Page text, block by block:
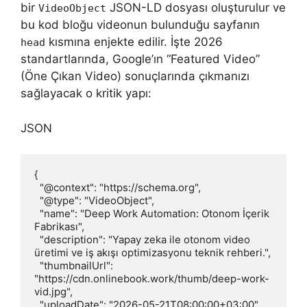
bir VideoObject JSON-LD dosyası oluşturulur ve
bu kod bloğu videonun bulunduğu sayfanın
head kısmına enjekte edilir. İşte 2026
standartlarında, Google’ın “Featured Video”
(Öne Çıkan Video) sonuçlarında çıkmanızı
sağlayacak o kritik yapı:
JSON
{
Fabrikası",
üretimi ve iş akışı optimizasyonu teknik rehberi.",
"https://cdn.onlinebook.work/thumb/deep-work-
vid.jpg",